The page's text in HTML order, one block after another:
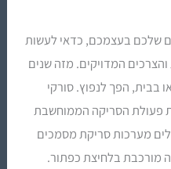
שלכם בעצמכם, כדאי לעשות
המדויקים. מזה שנים
בבית, הפך לנפוץ. סורקי
פעולת הסריקה הממוחשבת
מערכות סריקת מסמכים
מורכבת בלחיצת כפתור.